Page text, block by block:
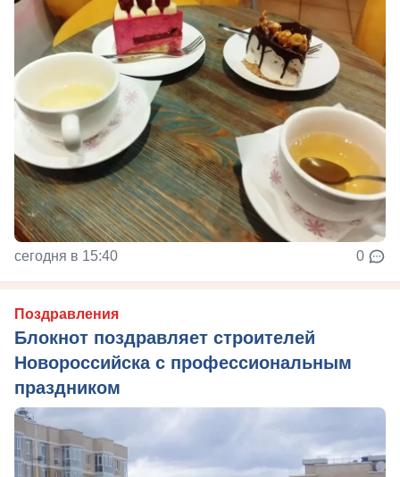
сегодня в 15:40 0
Поздравления
Блокнот поздравляет строителей
Новороссийска с профессиональным
праздником